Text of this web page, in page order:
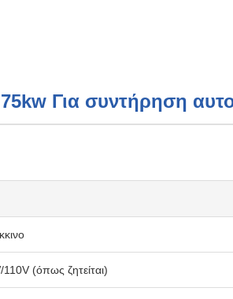
Για συντήρηση
(όπως ζητείται)